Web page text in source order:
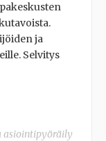
ja
Selvitys
asiointipyöräily